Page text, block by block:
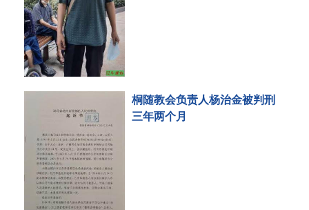
桐随教会负责人杨治金被判刑
三年两个月